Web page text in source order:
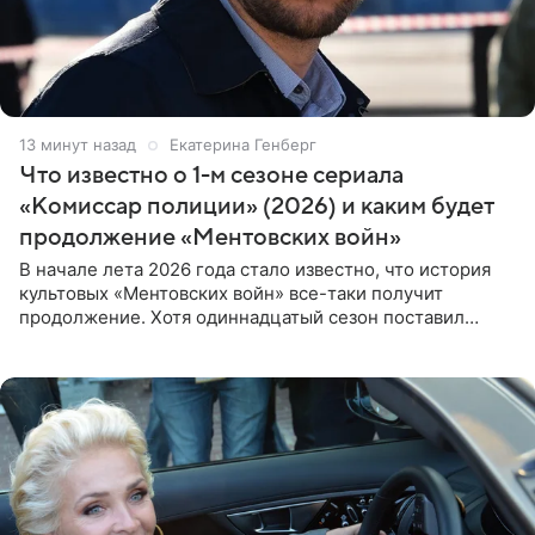
13 минут назад Екатерина Генберг
Что известно о 1-м сезоне сериала
«Комиссар полиции» (2026) и каким будет
продолжение «Ментовских войн»
В начале лета 2026 года стало известно, что история
культовых «Ментовских войн» все-таки получит
продолжение. Хотя одиннадцатый сезон поставил